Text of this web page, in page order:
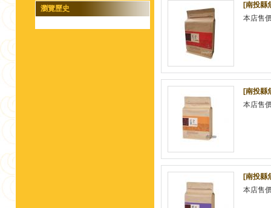
瀏覽歷史
[南投縣
本店售
[南投縣
本店售
[南投縣
本店售